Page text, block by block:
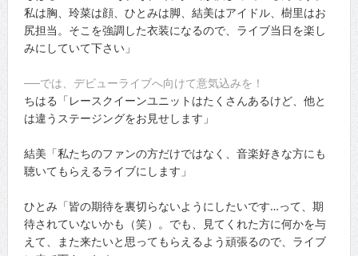
私は胸、玲菜は顔、ひとみは脚、結美はアイドル、樹里はお
尻担当。そこを強調した衣装になるので、ライブ当日を楽し
みにしていて下さい」
──では、デビューライブへ向けて意気込みを！
ちはる「レースクイーンユニットはたくさんあるけど、他と
は違うステージングをお見せします」
結美「私たちのファンの方だけではなく、音楽好きな方にも
聴いてもらえるライブにします」
ひとみ「皆の期待を裏切らないようにしたいです…って、期
待されていないかも（笑）。でも、見てくれた方に何かを与
えて、また来たいと思ってもらえるよう頑張るので、ライブ